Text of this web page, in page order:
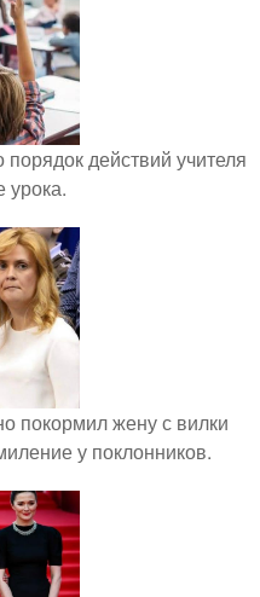
действий учителя
урока.
покормил жену с вилки
у поклонников.